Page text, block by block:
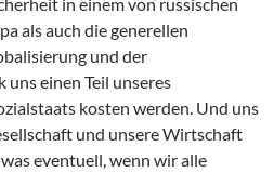
als auch die generellen
und der
einen Teil unseres
kosten werden. Und uns
und unsere Wirtschaft
eventuell, wenn wir alle